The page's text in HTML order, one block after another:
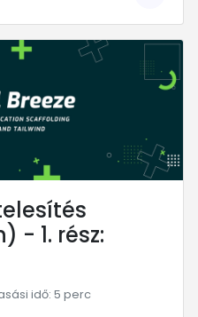
... mert megéri!
- 1. rész:
idő: 5 perc